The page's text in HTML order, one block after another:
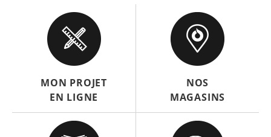
MON PROJET
EN LIGNE
NOS
MAGASINS